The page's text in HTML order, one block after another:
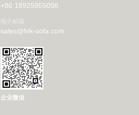
+86 18925955098
电子邮箱
sales@hik-sofa.com
企业微信